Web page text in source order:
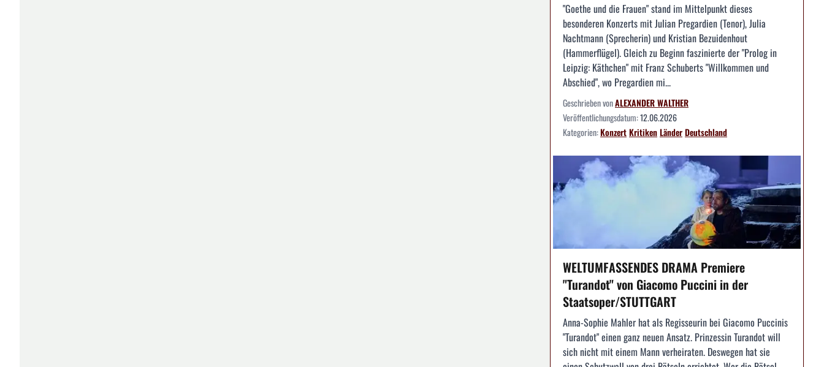
"Goethe und die Frauen" stand im Mittelpunkt dieses
besonderen Konzerts mit Julian Pregardien (Tenor), Julia
Nachtmann (Sprecherin) und Kristian Bezuidenhout
(Hammerflügel). Gleich zu Beginn faszinierte der "Prolog in
Leipzig: Käthchen" mit Franz Schuberts "Willkommen und
Abschied", wo Pregardien mi...
Geschrieben vonALEXANDER WALTHER
Veröffentlichungsdatum:12.06.2026
Kategorien:KonzertKritikenLänderDeutschland
WELTUMFASSENDES DRAMA Premiere
"Turandot" von Giacomo Puccini in der
Staatsoper/STUTTGART
Anna-Sophie Mahler hat als Regisseurin bei Giacomo Puccinis
"Turandot" einen ganz neuen Ansatz. Prinzessin Turandot will
sich nicht mit einem Mann verheiraten. Deswegen hat sie